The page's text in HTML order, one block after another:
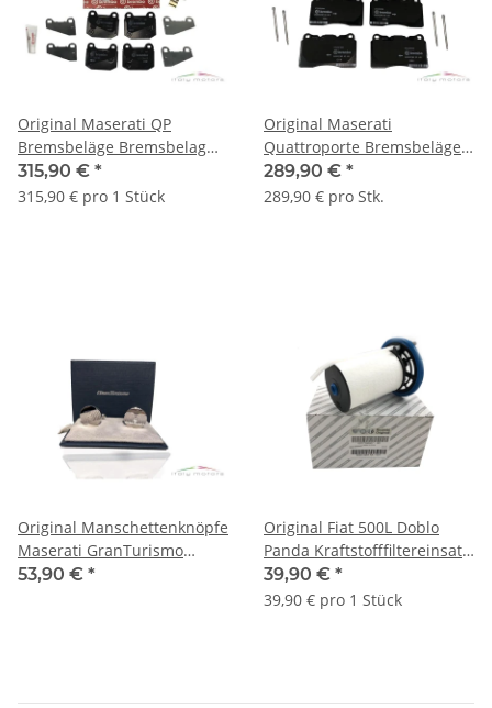
Original Maserati QP
Bremsbeläge Bremsbelag
Bremse Hinterachse hinten
980139069
315,90 € *
315,90 € pro 1 Stück
Original Maserati
Quattroporte Bremsbeläge
Bremsklötze Bremse vorne
980157007
289,90 € *
289,90 € pro Stk.
Original Manschettenknöpfe
Maserati GranTurismo
rhodiniertem Metall
53,90 € *
Original Fiat 500L Doblo
Panda Kraftstofffiltereinsatz
Kraftstofffilte 77366607
52027036
39,90 € *
39,90 € pro 1 Stück